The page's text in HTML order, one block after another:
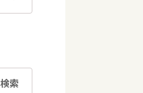
検索